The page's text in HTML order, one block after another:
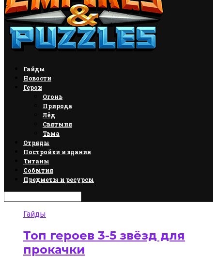
Гайды
Новости
Герои
Огонь
Природа
Лёд
Святыня
Тьма
Отряды
Постройки и здания
Титаны
События
Предметы и ресурсы
Гайды
Топ героев 3-5 звёзд для
прокачки